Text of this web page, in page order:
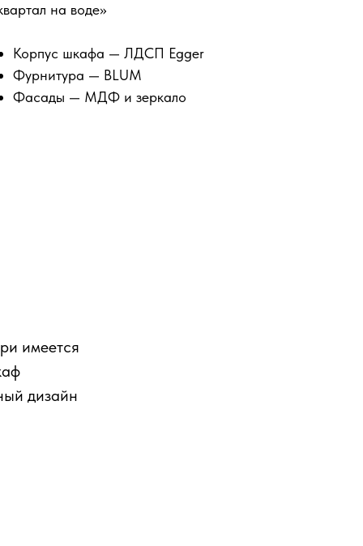
на воде»
Корпус шкафа — ЛДСП Egger
Фурнитура — BLUM
Фасады — МДФ и зеркало
имеется
дизайн